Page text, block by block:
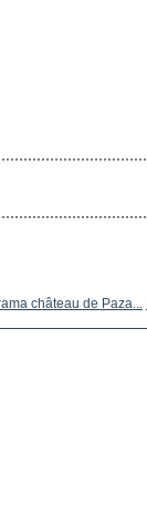
château de Paza...